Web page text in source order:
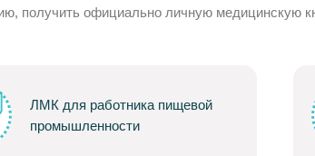
получить официально личную
ЛМК для работника пищевой
промышленности